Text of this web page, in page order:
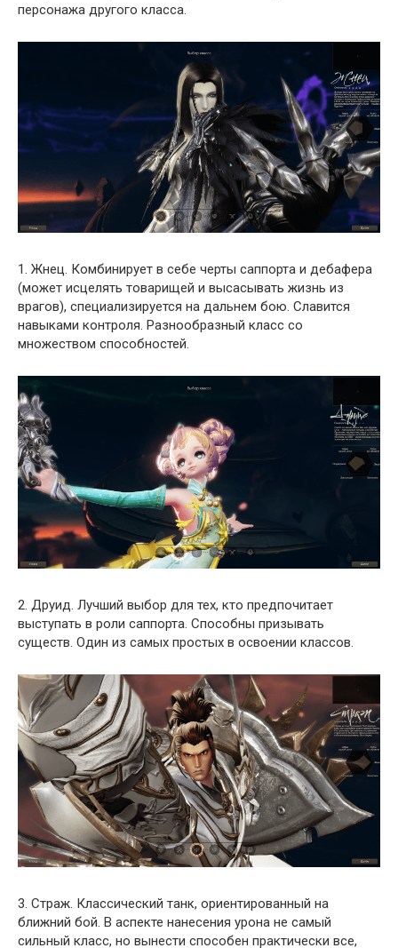
персонажа другого класса.
1. Жнец. Комбинирует в себе черты саппорта и дебафера
(может исцелять товарищей и высасывать жизнь из
врагов), специализируется на дальнем бою. Славится
навыками контроля. Разнообразный класс со
множеством способностей.
2. Друид. Лучший выбор для тех, кто предпочитает
выступать в роли саппорта. Способны призывать
существ. Один из самых простых в освоении классов.
3. Страж. Классический танк, ориентированный на
ближний бой. В аспекте нанесения урона не самый
сильный класс, но вынести способен практически все,